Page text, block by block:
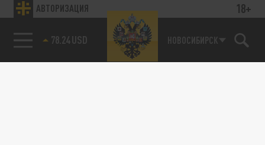
АВТОРИЗАЦИЯ 18+
78.24 USD НОВОСИБИРСК